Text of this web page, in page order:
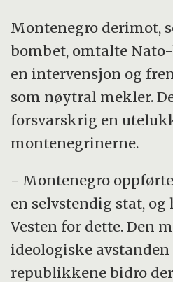
Montenegro derimot,
bombet, omtalte
en intervensjon og
som nøytral mekler.
forsvarskrig en
montenegrinerne.
- Montenegro
en selvstendig stat, og
Vesten for dette. Den
ideologiske
republikkene bidro